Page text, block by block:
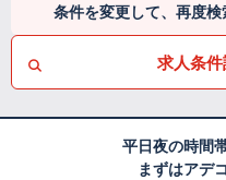
条件を変更して、再度検
求人条
平日夜の時間
まずはアデ